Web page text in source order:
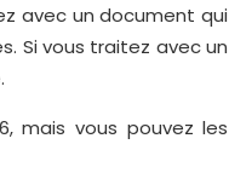
avec un document qui
Si vous traitez avec un
mais vous pouvez les